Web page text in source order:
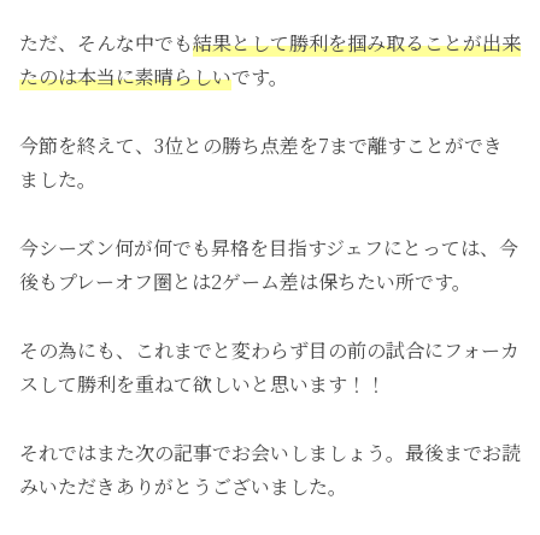
ただ、そんな中でも結果として勝利を掴み取ることが出来
たのは本当に素晴らしいです。
今節を終えて、3位との勝ち点差を7まで離すことができ
ました。
今シーズン何が何でも昇格を目指すジェフにとっては、今
後もプレーオフ圏とは2ゲーム差は保ちたい所です。
その為にも、これまでと変わらず目の前の試合にフォーカ
スして勝利を重ねて欲しいと思います！！
それではまた次の記事でお会いしましょう。最後までお読
みいただきありがとうございました。